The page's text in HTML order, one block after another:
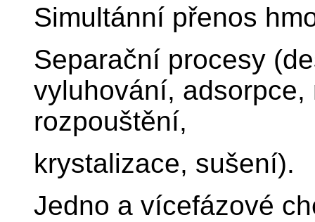
Simultánní přenos
Separační procesy
vyluhování, adsorpce,
rozpouštění,
krystalizace, sušení).
Jedno a vícefázové